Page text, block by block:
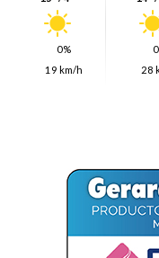
0%
19 km/h
28